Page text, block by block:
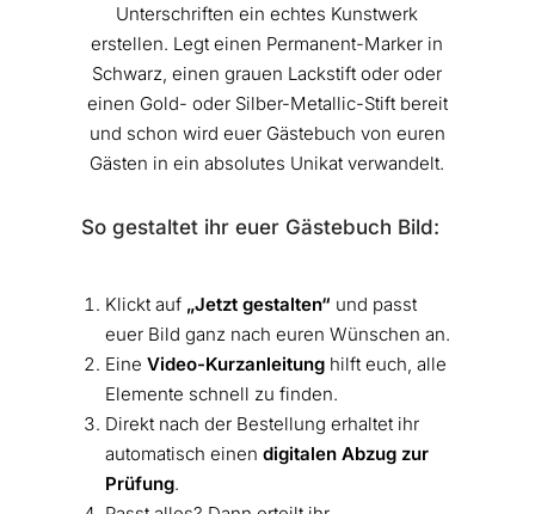
Unterschriften ein echtes Kunstwerk
erstellen. Legt einen Permanent-Marker in
Schwarz, einen grauen Lackstift oder oder
einen Gold- oder Silber-Metallic-Stift bereit
und schon wird euer Gästebuch von euren
Gästen in ein absolutes Unikat verwandelt.
So gestaltet ihr euer Gästebuch Bild:
Klickt auf „Jetzt gestalten“ und passt
euer Bild ganz nach euren Wünschen an.
Eine Video-Kurzanleitunghilft euch, alle
Elemente schnell zu finden.
Direkt nach der Bestellung erhaltet ihr
automatisch einen digitalen Abzug zur
Prüfung.